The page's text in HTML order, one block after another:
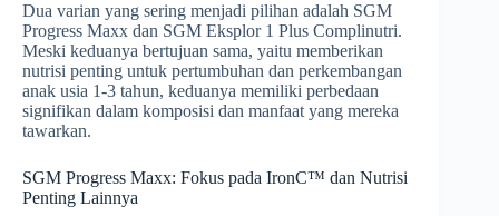
Dua varian yang sering menjadi pilihan adalah SGM
Progress Maxx dan SGM Eksplor 1 Plus Complinutri.
Meski keduanya bertujuan sama, yaitu memberikan
nutrisi penting untuk pertumbuhan dan perkembangan
anak usia 1-3 tahun, keduanya memiliki perbedaan
signifikan dalam komposisi dan manfaat yang mereka
tawarkan.
SGM Progress Maxx: Fokus pada IronC™ dan Nutrisi
Penting Lainnya